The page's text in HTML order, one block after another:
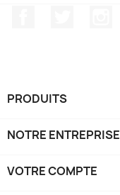
PRODUITS
NOTRE ENTREPRISE
VOTRE COMPTE